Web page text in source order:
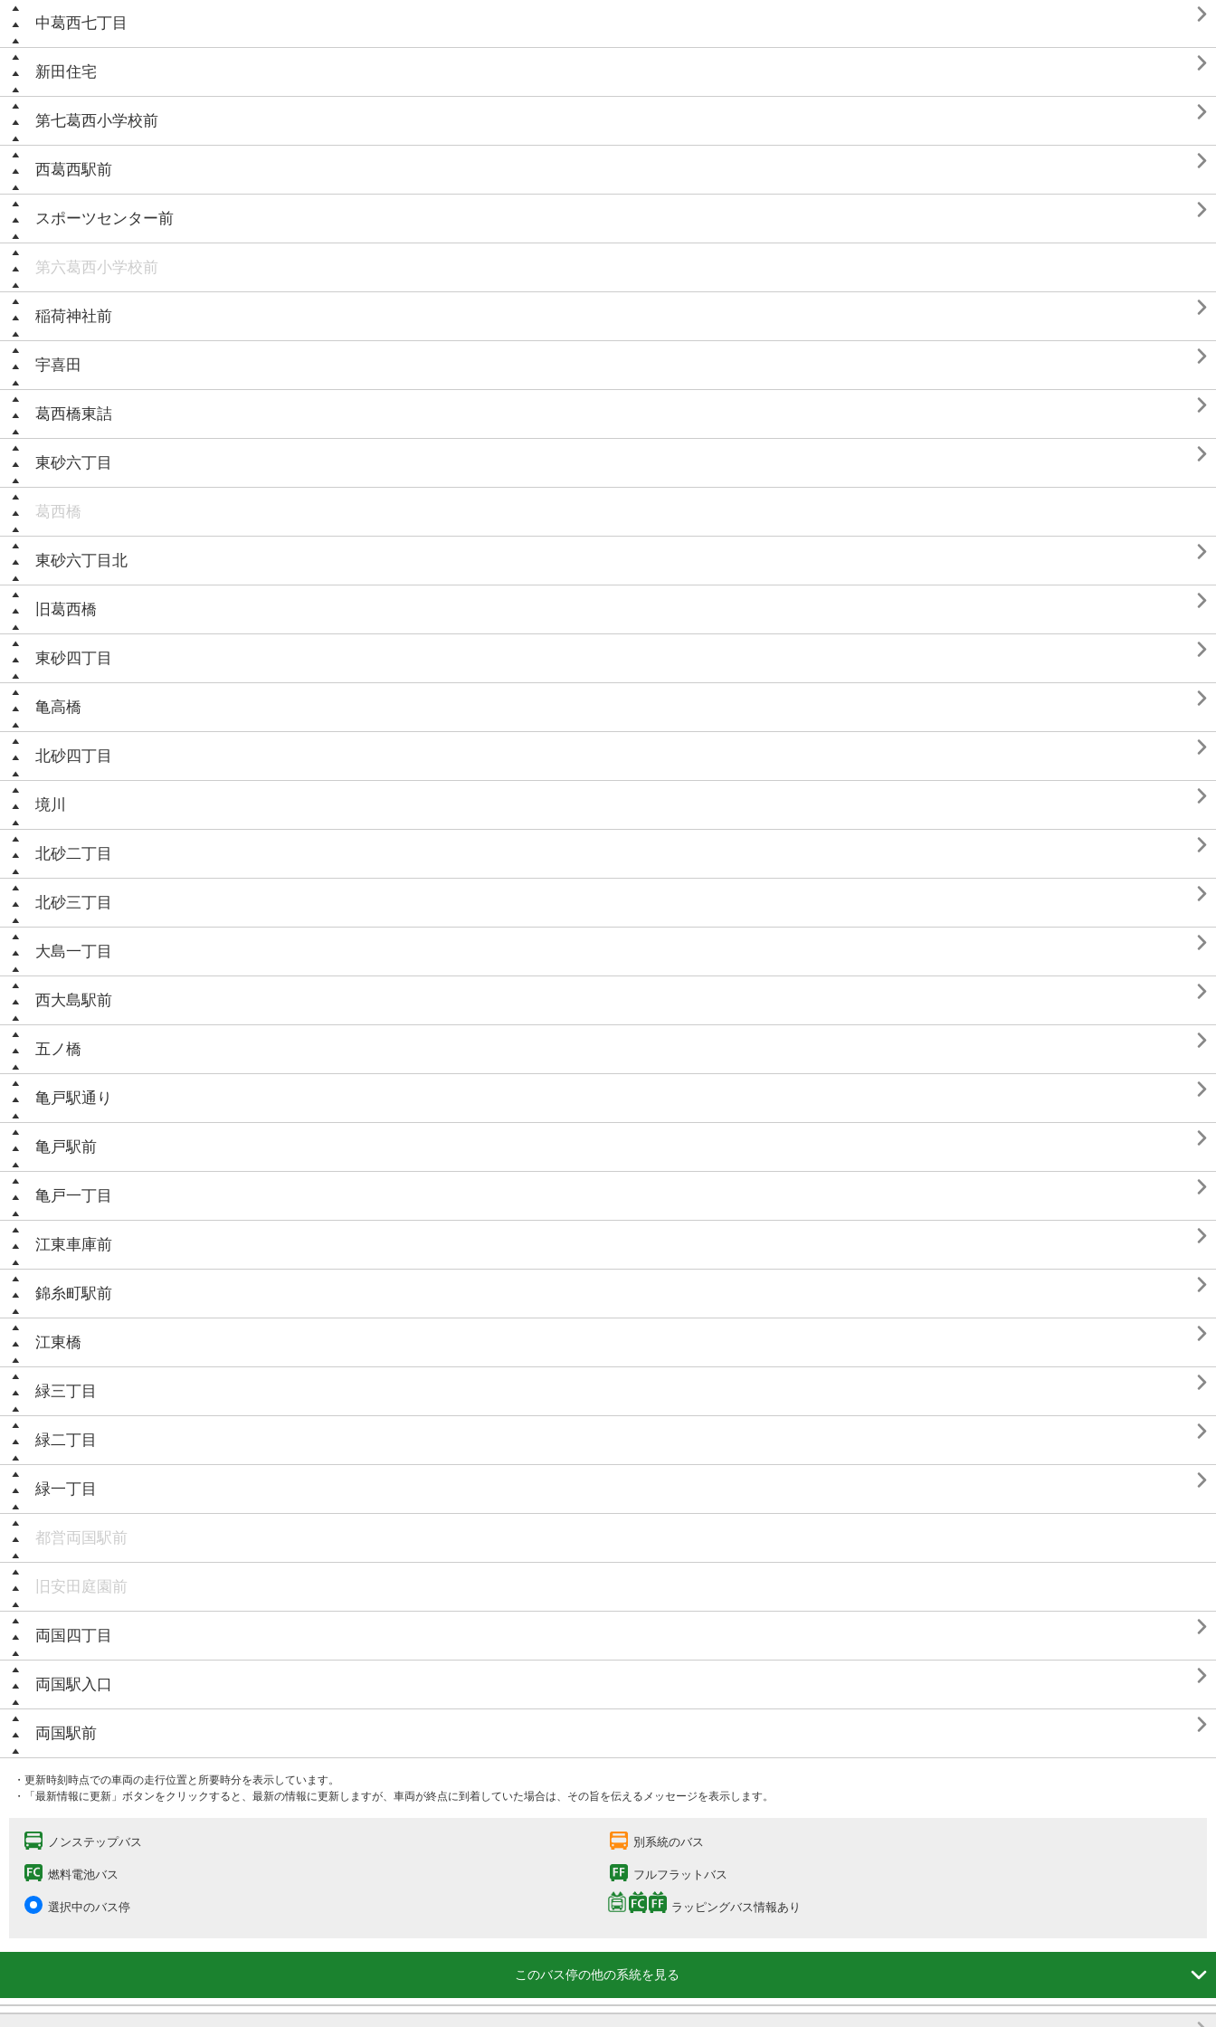
中葛西七丁目 
新田住宅 
第七葛西小学校前 
西葛西駅前 
スポーツセンター前 
第六葛西小学校前
稲荷神社前 
宇喜田 
葛西橋東詰 
東砂六丁目 
葛西橋
東砂六丁目北 
旧葛西橋 
東砂四丁目 
亀高橋 
北砂四丁目 
境川 
北砂二丁目 
北砂三丁目 
大島一丁目 
西大島駅前 
五ノ橋 
亀戸駅通り 
亀戸駅前 
亀戸一丁目 
江東車庫前 
錦糸町駅前 
江東橋 
緑三丁目 
緑二丁目 
緑一丁目 
都営両国駅前
旧安田庭園前
両国四丁目 
両国駅入口 
両国駅前 
・更新時刻時点での車両の走行位置と所要時分を表示しています。
・「最新情報に更新」ボタンをクリックすると、最新の情報に更新しますが、車両が終点に到着していた場合は、その旨を伝えるメッセージを表示します。
ノンステップバス 別系統のバス
燃料電池バス フルフラットバス
選択中のバス停 ラッピングバス情報あり
このバス停の他の系統を見る
